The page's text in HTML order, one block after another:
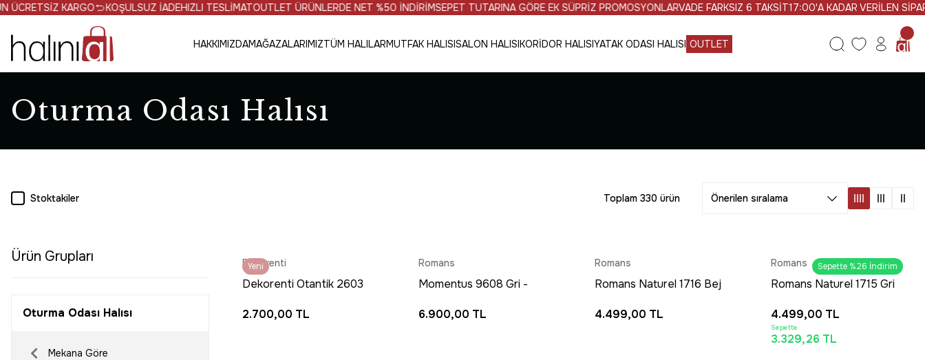
KOŞULSUZ İADEHIZLI TESLİMATOUTLET ÜRÜNLERDE NET %50 İNDİRİM SEPET TUTARINA GÖRE EK SÜPRİZ PROMOSYONLARVADE FARKSIZ 6 TAKSİT17:00'A KADAR VERİLEN SİPARİŞLER AYNI
HAKKIMIZDAMAĞAZALARIMIZTÜM HALILARMUTFAK HALISISALON HALISIKORİDOR HALISIYATAK ODASI HALISI OUTLET
Oturma Odası Halısı
Stoktakiler Toplam 330 ürün
Ürün Grupları
Oturma Odası Halısı
Mekana Göre
Yeni
Dekorenti
Dekorenti Otantik 2603
Madalyon Desenli Halı
2.700,00 TL
Romans
Momentus 9608 Gri -
Gri Halı
6.900,00 TL
Romans
Romans Naturel 1716 Bej
Krem Bej Salon Halısı
4.499,00 TL
Sepette %26 İndirim
Romans
Romans Naturel 1715 Gri
Vintage Gri Halı
4.499,00 TL
Sepette
3.329,26 TL